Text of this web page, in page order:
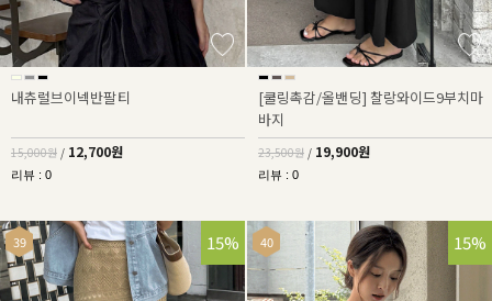
내츄럴브이넥반팔티
15,000원 / 12,700원
리뷰 : 0
[쿨링촉감/올밴딩] 찰랑와이드9부치마
바지
23,500원 / 19,900원
리뷰 : 0
15% 30%
15%